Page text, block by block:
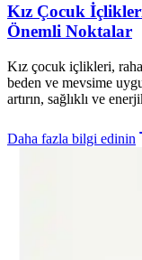
Kız Çocuk
Önemli Noktalar
Kız çocuk içlikleri,
beden ve mevsime
artırın, sağlıklı ve
Daha fazla bilgi edinin